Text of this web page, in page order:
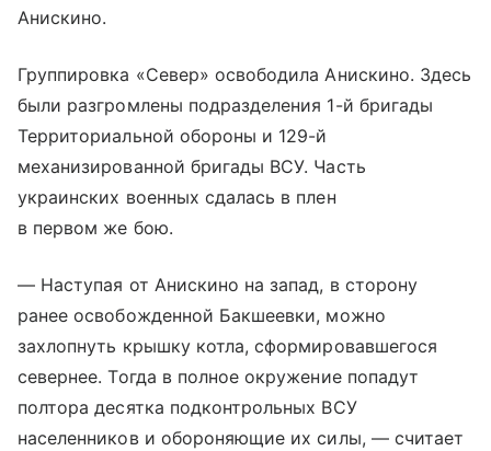
Анискино.
Группировка «Север» освободила Анискино. Здесь
были разгромлены подразделения 1-й бригады
Территориальной обороны и 129-й
механизированной бригады ВСУ. Часть
украинских военных сдалась в плен
в первом же бою.
— Наступая от Анискино на запад, в сторону
ранее освобожденной Бакшеевки, можно
захлопнуть крышку котла, сформировавшегося
севернее. Тогда в полное окружение попадут
полтора десятка подконтрольных ВСУ
населенников и обороняющие их силы, — считает